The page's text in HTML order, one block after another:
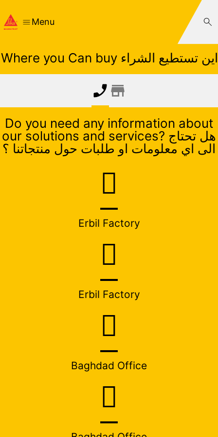
Menu
Where you Can buy اين تستطيع الشراء
Do you need any information about
our solutions and services? هل تحتاج
الى اي معلومات او طلبات حول منتجاتنا ؟
Erbil Factory
Erbil Factory
Baghdad Office